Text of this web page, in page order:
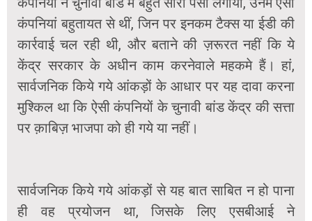
कंपनियां बहुतायत से थीं, जिन पर इनकम टैक्स या ईडी की
कार्रवाई चल रही थी, और बताने की ज़रूरत नहीं कि ये
केंद्र सरकार के अधीन काम करनेवाले महकमे हैं। हां,
सार्वजनिक किये गये आंकड़ों के आधार पर यह दावा करना
मुश्किल था कि ऐसी कंपनियों के चुनावी बांड केंद्र की सत्ता
पर क़ाबिज़ भाजपा को ही गये या नहीं।
सार्वजनिक किये गये आंकड़ों से यह बात साबित न हो पाना
ही वह प्रयोजन था, जिसके लिए एसबीआई ने